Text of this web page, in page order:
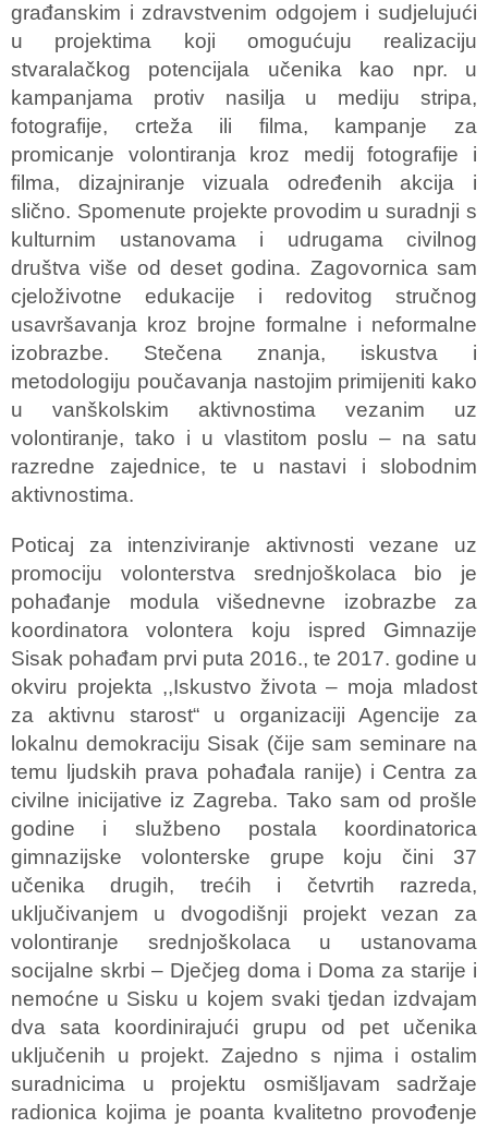
građanskim i zdravstvenim odgojem i sudjelujući
u projektima koji omogućuju realizaciju
stvaralačkog potencijala učenika kao npr. u
kampanjama protiv nasilja u mediju stripa,
fotografije, crteža ili filma, kampanje za
promicanje volontiranja kroz medij fotografije i
filma, dizajniranje vizuala određenih akcija i
slično. Spomenute projekte provodim u suradnji s
kulturnim ustanovama i udrugama civilnog
društva više od deset godina. Zagovornica sam
cjeloživotne edukacije i redovitog stručnog
usavršavanja kroz brojne formalne i neformalne
izobrazbe. Stečena znanja, iskustva i
metodologiju poučavanja nastojim primijeniti kako
u vanškolskim aktivnostima vezanim uz
volontiranje, tako i u vlastitom poslu – na satu
razredne zajednice, te u nastavi i slobodnim
aktivnostima.
Poticaj za intenziviranje aktivnosti vezane uz
promociju volonterstva srednjoškolaca bio je
pohađanje modula višednevne izobrazbe za
koordinatora volontera koju ispred Gimnazije
Sisak pohađam prvi puta 2016., te 2017. godine u
okviru projekta ,,Iskustvo života – moja mladost
za aktivnu starost“ u organizaciji Agencije za
lokalnu demokraciju Sisak (čije sam seminare na
temu ljudskih prava pohađala ranije) i Centra za
civilne inicijative iz Zagreba. Tako sam od prošle
godine i službeno postala koordinatorica
gimnazijske volonterske grupe koju čini 37
učenika drugih, trećih i četvrtih razreda,
uključivanjem u dvogodišnji projekt vezan za
volontiranje srednjoškolaca u ustanovama
socijalne skrbi – Dječjeg doma i Doma za starije i
nemoćne u Sisku u kojem svaki tjedan izdvajam
dva sata koordinirajući grupu od pet učenika
uključenih u projekt. Zajedno s njima i ostalim
suradnicima u projektu osmišljavam sadržaje
radionica kojima je poanta kvalitetno provođenje